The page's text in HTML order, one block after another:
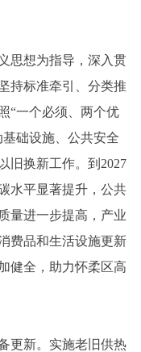
想为指导，深入贯
持标准牵引、分类推
“一个必须、两个优
础设施、公共安全
旧换新工作。到2027
水平显著提升，公共
量进一步提高，产业
费品和生活设施更新
健全，助力怀柔区高
新。实施老旧供热